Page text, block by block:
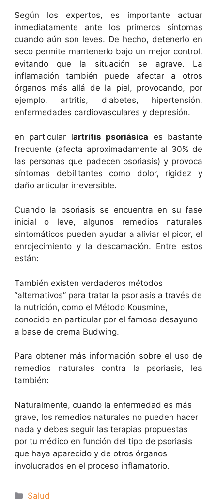
Según los expertos, es importante actuar
inmediatamente ante los primeros síntomas
cuando aún son leves. De hecho, detenerlo en
seco permite mantenerlo bajo un mejor control,
evitando que la situación se agrave. La
inflamación también puede afectar a otros
órganos más allá de la piel, provocando, por
ejemplo, artritis, diabetes, hipertensión,
enfermedades cardiovasculares y depresión.
en particular lartritis psoriásica es bastante
frecuente (afecta aproximadamente al 30% de
las personas que padecen psoriasis) y provoca
síntomas debilitantes como dolor, rigidez y
daño articular irreversible.
Cuando la psoriasis se encuentra en su fase
inicial o leve, algunos remedios naturales
sintomáticos pueden ayudar a aliviar el picor, el
enrojecimiento y la descamación. Entre estos
están:
También existen verdaderos métodos
“alternativos” para tratar la psoriasis a través de
la nutrición, como el Método Kousmine,
conocido en particular por el famoso desayuno
a base de crema Budwing.
Para obtener más información sobre el uso de
remedios naturales contra la psoriasis, lea
también:
Naturalmente, cuando la enfermedad es más
grave, los remedios naturales no pueden hacer
nada y debes seguir las terapias propuestas
por tu médico en función del tipo de psoriasis
que haya aparecido y de otros órganos
involucrados en el proceso inflamatorio.
Categorías
Salud